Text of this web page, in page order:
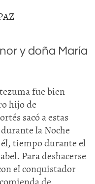
y doña María
fue bien
hijo de
sacó a estas
la Noche
tiempo durante el
Para deshacerse
el conquistador